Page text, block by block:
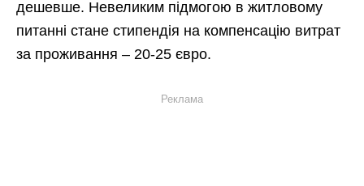
дешевше. Невеликим підмогою в житловому
питанні стане стипендія на компенсацію витрат
за проживання – 20-25 євро.
Реклама